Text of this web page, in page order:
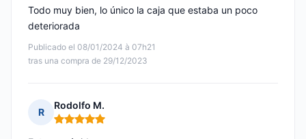
Publicado el 08/01/2024 à 07h21
tras una compra de 29/12/2023
Todo muy bien, lo único la caja que estaba un poco
deteriorada
R
Rodolfo M.
Nota: 5 de 5